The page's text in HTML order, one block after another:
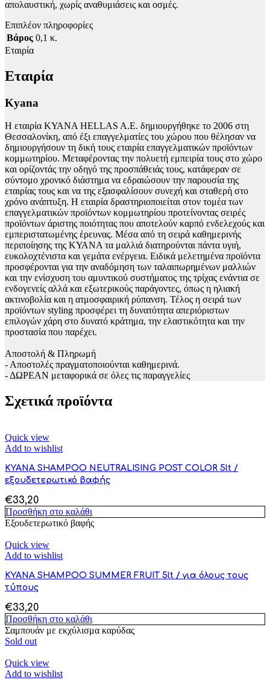
απολαυστική, χωρίς αναθυμιάσεις και οσμές.
Επιπλέον πληροφορίες
Βάρος 0,1 κ.
Εταιρία
Εταιρία
Kyana
Η εταιρία ΚΥΑΝΑ HELLAS A.E. δημιουργήθηκε το 2006 στη
Θεσσαλονίκη, από έξι επαγγελματίες του χώρου που θέλησαν να
δημιουργήσουν τη δική τους εταιρία επαγγελματικών προϊόντων
κομμωτηρίου. Μεταφέροντας την πολυετή εμπειρία τους στο χώρο
και ορίζοντάς την οδηγό της προσπάθειάς τους, κατάφεραν σε
σύντομο χρονικό διάστημα να εδραιώσουν την παρουσία της
εταιρίας τους και να της εξασφαλίσουν συνεχή και σταθερή στο
χρόνο ανάπτυξη. Η εταιρία δραστηριοποιείται στον τομέα των
επαγγελματικών προϊόντων κομμωτηρίου προτείνοντας σειρές
προϊόντων άριστης ποιότητας που αποτελούν καρπό ενδελεχούς και
εμπεριστατωμένης έρευνας. Μέσα από τη σειρά καθημερινής
περιποίησης της ΚΥΑΝΑ τα μαλλιά διατηρούνται πάντα υγιή,
ευκολοχτένιστα και γεμάτα ενέργεια. Ειδικά μελετημένα προϊόντα
προσφέρονται για την αναδόμηση των ταλαιπωρημένων μαλλιών
και την ενίσχυση του αμυντικού συστήματος της τρίχας ενάντια σε
ενδογενείς αλλά και εξωτερικούς παράγοντες, όπως η ηλιακή
ακτινοβολία και η ατμοσφαιρική ρύπανση. Τέλος η σειρά των
προϊόντων styling προσφέρει τη δυνατότητα απεριόριστων
επιλογών χάρη στο δυνατό κράτημα, την ελαστικότητα και την
προστασία που παρέχει.
Αποστολή & Πληρωμή
- Αποστολές πραγματοποιούνται καθημερινά.
- ΔΩΡΕΑΝ μεταφορικά σε όλες τις παραγγελίες
Σχετικά προϊόντα
Quick view
Add to wishlist
KYANA SHAMPOO NEUTRALISING POST COLOR 5lt /
εξουδετερωτικό βαφής
€33,20
Προσθήκη στο καλάθι
Εξουδετερωτικό βαφής
Quick view
Add to wishlist
KYANA SHAMPOO SUMMER FRUIT 5lt / για όλους τους
τύπους
€33,20
Προσθήκη στο καλάθι
Σαμπουάν με εκχύλισμα καρύδας
Sold out
Quick view
Add to wishlist